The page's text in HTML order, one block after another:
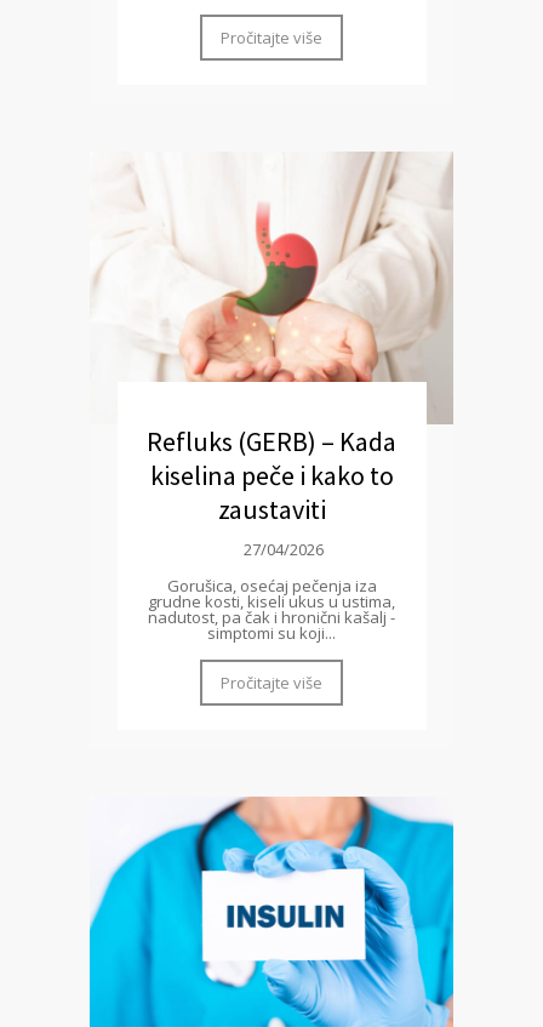
Pročitajte više
Refluks (GERB) – Kada
kiselina peče i kako to
zaustaviti
27/04/2026
Gorušica, osećaj pečenja iza
grudne kosti, kiseli ukus u ustima,
nadutost, pa čak i hronični kašalj -
simptomi su koji...
Pročitajte više